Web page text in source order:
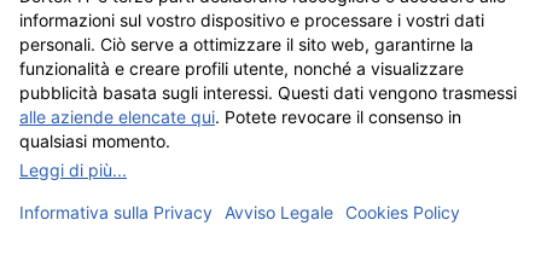
Newsletter
Tutela dei dati
Condizioni Generali
Editoriale
I nostri metodi di pagamento: